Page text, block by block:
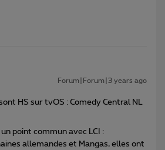
Forum|Forum|3 years ago
HS sur tvOS : Comedy Central NL
point commun avec LCI :
allemandes et Mangas, elles ont